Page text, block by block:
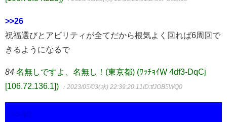
>>26
祝福選びとアビリティが全てだから根気よく回れば6周回で
きるようになるで
84 名無しですよ、名無し！(東京都) (ﾜｯﾁｮｲW 4df3-DqCj
[106.72.136.1])
：2023/05/03(水) 22:39:20.11ID:tfJOB5WQ0
>>40